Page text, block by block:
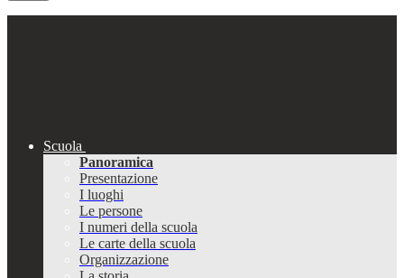
Scuola
Panoramica
Presentazione
I luoghi
Le persone
I numeri della scuola
Le carte della scuola
Organizzazione